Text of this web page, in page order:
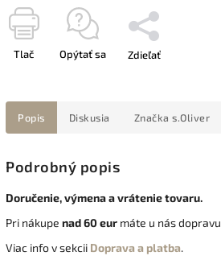
Tlač Opýtať sa Zdieľať
Popis Diskusia Značka s.Oliver
Podrobný popis
Doručenie, výmena a vrátenie tovaru.
Pri nákupe nad 60 eur máte u nás dopravu
Viac info v sekcii Doprava a platba.